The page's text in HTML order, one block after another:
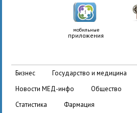
мобильные
приложения
бизнес государство и медицина
новости МЕД-инфо
общество
статистика
фармация